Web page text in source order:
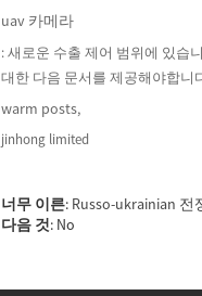
uav 카메라
: 새로운 수출 제어 범위에 있습
대한 다음 문서를 제공해야합니
warm posts,
jinhong limited
너무 이른: Russo-ukrainian 전
다음 것: No